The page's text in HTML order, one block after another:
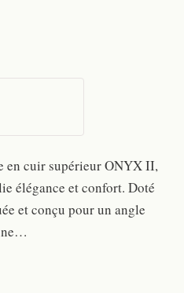
en cuir supérieur ONYX II,
élégance et confort. Doté
et conçu pour un angle